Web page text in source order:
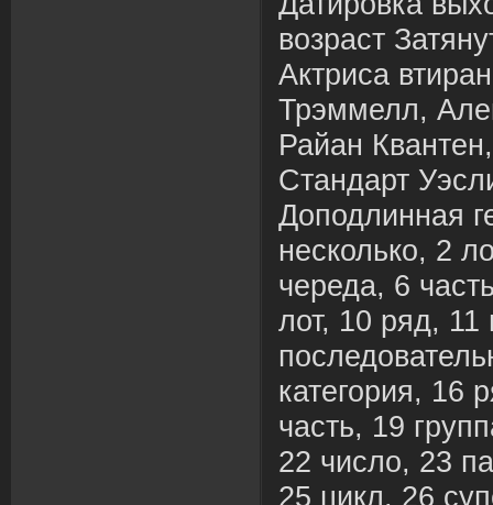
возраст
Актриса
Трэммелл,
Райан
Стандарт
Доподлинная
несколько, 2
череда, 6
лот, 10 ряд, 11
категория, 16
часть, 19
22 число, 23
25 цикл, 26